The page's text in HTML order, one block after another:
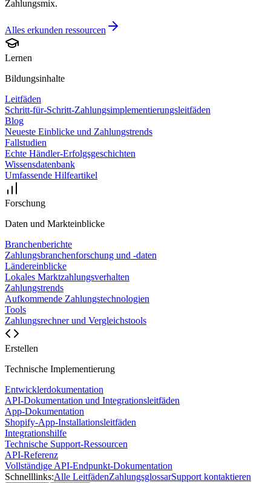
Zahlungsmix.
Alles erkunden ressourcen
Lernen
Bildungsinhalte
Leitfäden
Schritt-für-Schritt-Zahlungsimplementierungsleitfäden
Blog
Neueste Einblicke und Zahlungstrends
Fallstudien
Echte Händler-Erfolgsgeschichten
Wissensdatenbank
Umfassende Hilfeartikel
Forschung
Daten und Markteinblicke
Branchenberichte
Zahlungsbranchenforschung und -daten
Ländereinblicke
Lokales Marktzahlungsverhalten
Zahlungstrends
Aufkommende Zahlungstechnologien
Tools
Zahlungsrechner und Vergleichstools
Erstellen
Technische Implementierung
Entwicklerdokumentation
API-Dokumentation und Integrationsleitfäden
App-Dokumentation
Shopify-App-Installationsleitfäden
Integrationshilfe
Technische Support-Ressourcen
API-Referenz
Vollständige API-Endpunkt-Dokumentation
Schnelllinks:Alle LeitfädenZahlungsglossarSupport kontaktieren